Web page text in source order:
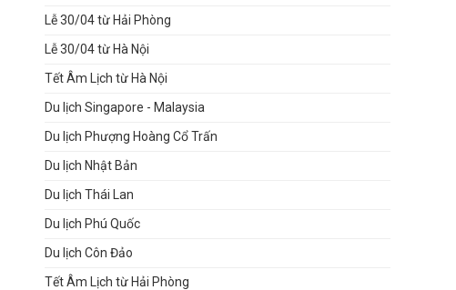
Lễ 30/04 từ Hải Phòng
Lễ 30/04 từ Hà Nội
Tết Âm Lịch từ Hà Nội
Du lịch Singapore - Malaysia
Du lịch Phượng Hoàng Cổ Trấn
Du lịch Nhật Bản
Du lịch Thái Lan
Du lịch Phú Quốc
Du lịch Côn Đảo
Tết Âm Lịch từ Hải Phòng